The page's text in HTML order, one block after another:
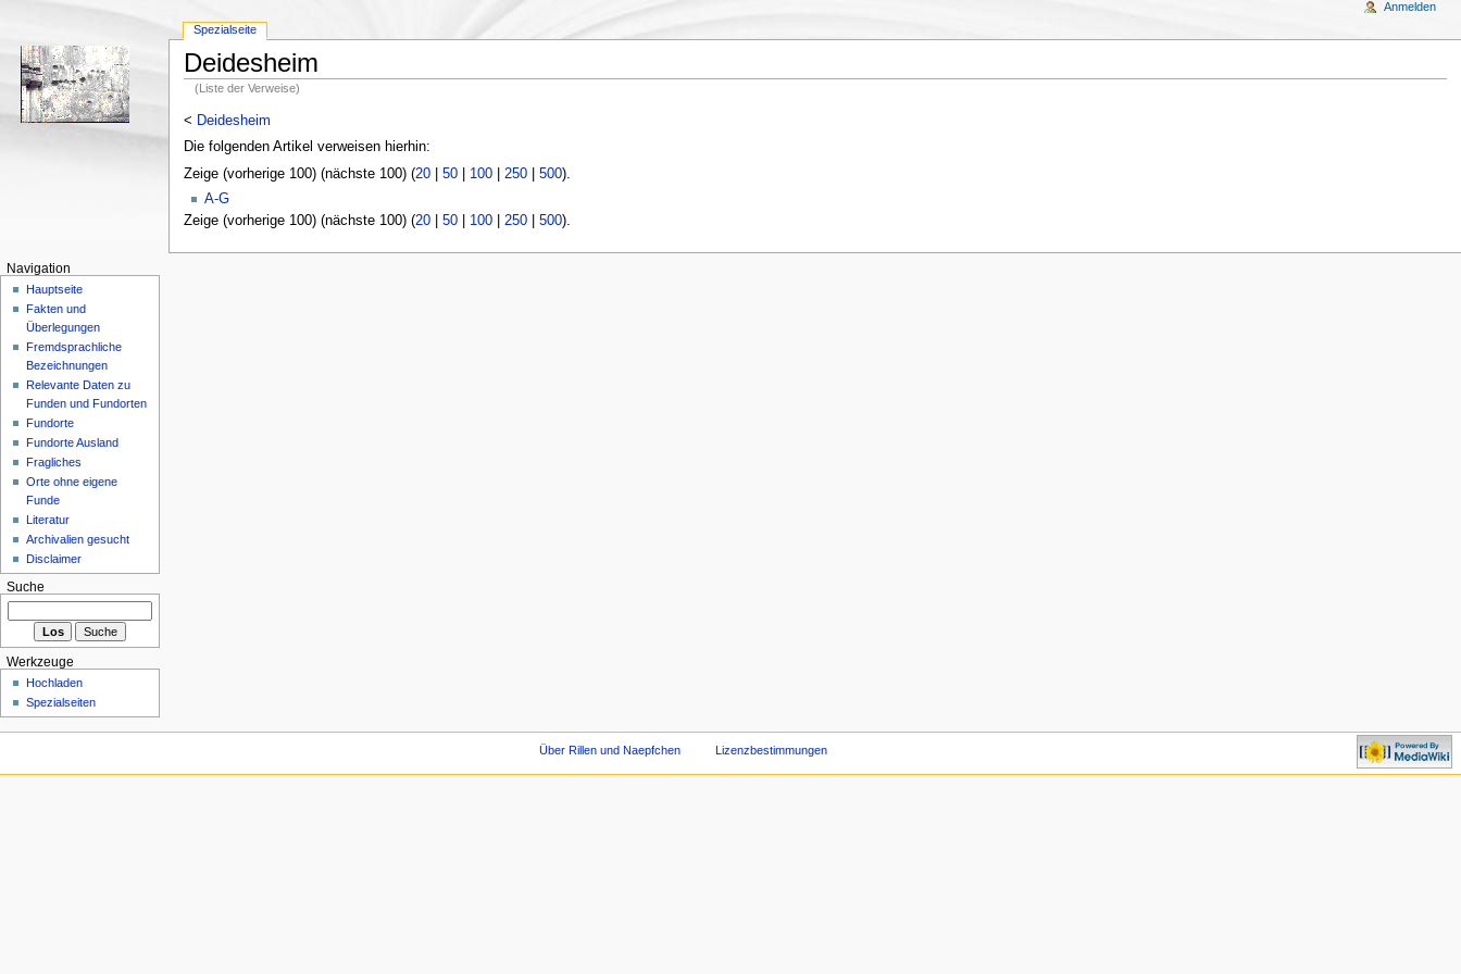
Deidesheim
(Liste der Verweise)
< Deidesheim
Die folgenden Artikel verweisen hierhin:
Zeige (vorherige 100) (nächste 100) (20| 50| 100| 250| 500).
A-G
Zeige (vorherige 100) (nächste 100) (20| 50| 100| 250| 500).
Spezialseite
Anmelden
Navigation
Hauptseite
Fakten und
Überlegungen
Fremdsprachliche
Bezeichnungen
Relevante Daten zu
Funden und Fundorten
Fundorte
Fundorte Ausland
Fragliches
Orte ohne eigene
Funde
Literatur
Archivalien gesucht
Disclaimer
Suche
Werkzeuge
Hochladen
Spezialseiten
Über Rillen und Naepfchen Lizenzbestimmungen